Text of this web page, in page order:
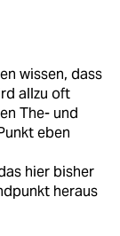
wissen, dass
allzu oft
The- und
eben
hier bisher
heraus